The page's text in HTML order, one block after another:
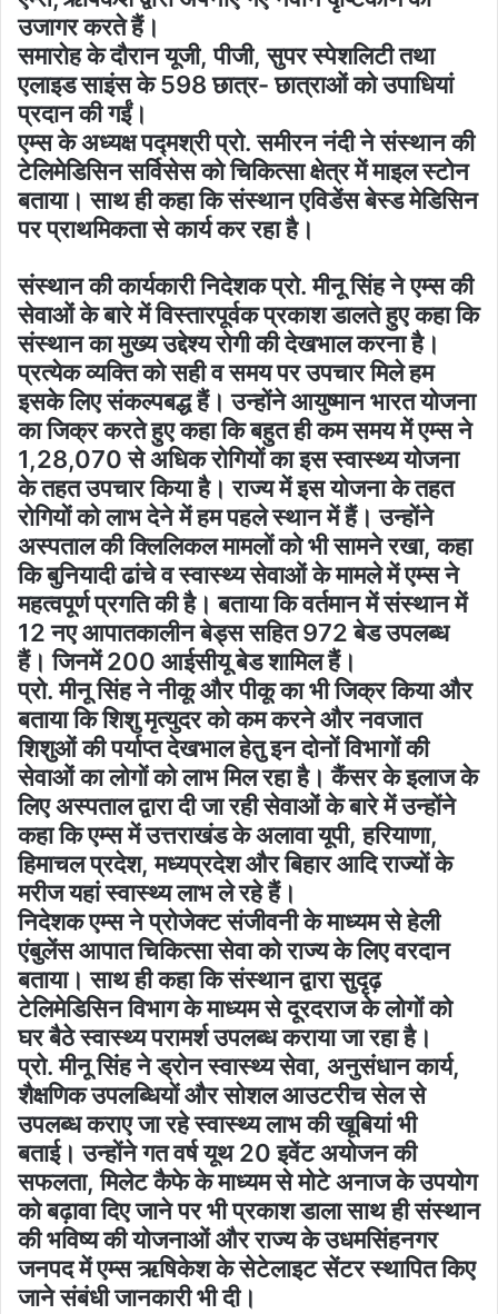
उजागर करते हैं।
समारोह के दौरान यूजी, पीजी, सुपर स्पेशलिटी तथा
एलाइड साइंस के 598 छात्र- छात्राओं को उपाधियां
प्रदान की गईं।
एम्स के अध्यक्ष पद्मश्री प्रो. समीरन नंदी ने संस्थान की
टेलिमेडिसिन सर्विसेस को चिकित्सा क्षेत्र में माइल स्टोन
बताया। साथ ही कहा कि संस्थान एविडेंस बेस्ड मेडिसिन
पर प्राथमिकता से कार्य कर रहा है।
संस्थान की कार्यकारी निदेशक प्रो. मीनू सिंह ने एम्स की
सेवाओं के बारे में विस्तारपूर्वक प्रकाश डालते हुए कहा कि
संस्थान का मुख्य उद्देश्य रोगी की देखभाल करना है।
प्रत्येक व्यक्ति को सही व समय पर उपचार मिले हम
इसके लिए संकल्पबद्ध हैं। उन्होंने आयुष्मान भारत योजना
का जिक्र करते हुए कहा कि बहुत ही कम समय में एम्स ने
1,28,070 से अधिक रोगियों का इस स्वास्थ्य योजना
के तहत उपचार किया है। राज्य में इस योजना के तहत
रोगियों को लाभ देने में हम पहले स्थान में हैं। उन्होंने
अस्पताल की क्लिलिकल मामलों को भी सामने रखा, कहा
कि बुनियादी ढांचे व स्वास्थ्य सेवाओं के मामले में एम्स ने
महत्वपूर्ण प्रगति की है। बताया कि वर्तमान में संस्थान में
12 नए आपातकालीन बेड्स सहित 972 बेड उपलब्ध
हैं। जिनमें 200 आईसीयू बेड शामिल हैं।
प्रो. मीनू सिंह ने नीकू और पीकू का भी जिक्र किया और
बताया कि शिशु मृत्युदर को कम करने और नवजात
शिशुओं की पर्याप्त देखभाल हेतु इन दोनों विभागों की
सेवाओं का लोगों को लाभ मिल रहा है। कैंसर के इलाज के
लिए अस्पताल द्वारा दी जा रही सेवाओं के बारे में उन्होंने
कहा कि एम्स में उत्तराखंड के अलावा यूपी, हरियाणा,
हिमाचल प्रदेश, मध्यप्रदेश और बिहार आदि राज्यों के
मरीज यहां स्वास्थ्य लाभ ले रहे हैं।
निदेशक एम्स ने प्रोजेक्ट संजीवनी के माध्यम से हेली
एंबुलेंस आपात चिकित्सा सेवा को राज्य के लिए वरदान
बताया। साथ ही कहा कि संस्थान द्वारा सुदृढ़
टेलिमेडिसिन विभाग के माध्यम से दूरदराज के लोगों को
घर बैठे स्वास्थ्य परामर्श उपलब्ध कराया जा रहा है।
प्रो. मीनू सिंह ने ड्रोन स्वास्थ्य सेवा, अनुसंधान कार्य,
शैक्षणिक उपलब्धियों और सोशल आउटरीच सेल से
उपलब्ध कराए जा रहे स्वास्थ्य लाभ की खूबियां भी
बताई। उन्होंने गत वर्ष यूथ 20 इवेंट अयोजन की
सफलता, मिलेट कैफे के माध्यम से मोटे अनाज के उपयोग
को बढ़ावा दिए जाने पर भी प्रकाश डाला साथ ही संस्थान
की भविष्य की योजनाओं और राज्य के उधमसिंहनगर
जनपद में एम्स ऋषिकेश के सेटेलाइट सेंटर स्थापित किए
जाने संबंधी जानकारी भी दी।